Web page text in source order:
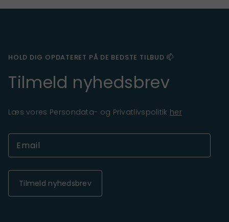
HOLD DIG OPDATERET PÅ DE BEDSTE TILBUD 📫
Tilmeld nyhedsbrev
Læs vores Persondata- og Privatlivspolitik her
Tilmeld nyhedsbrev